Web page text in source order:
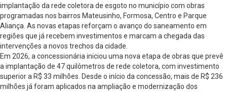
implantação da rede coletora de esgoto no município com obras
programadas nos bairros Mateusinho, Formosa, Centro e Parque
Aliança. As novas etapas reforçam o avanço do saneamento em
regiões que já recebem investimentos e marcam a chegada das
intervenções a novos trechos da cidade.
Em 2026, a concessionária iniciou uma nova etapa de obras que prevê
a implantação de 47 quilômetros de rede coletora, com investimento
superior a R$ 33 milhões. Desde o início da concessão, mais de R$ 236
milhões já foram aplicados na ampliação e modernização dos